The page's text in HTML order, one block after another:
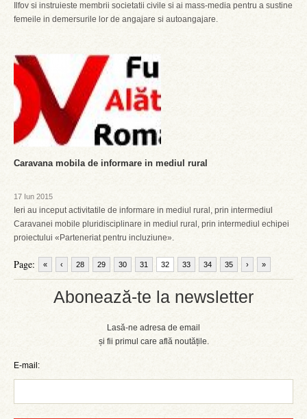
Abonează-te la newsletter
Lasă-ne adresa de email
și fii primul care află noutățile.
E-mail:
Ilfov si instruieste membrii societatii civile si ai mass-media pentru a sustine
femeile in demersurile lor de angajare si autoangajare.
Caravana mobila de informare in mediul rural
17 Iun 2015
Ieri au inceput activitatile de informare in mediul rural, prin intermediul
Caravanei mobile pluridisciplinare in mediul rural, prin intermediul echipei
proiectului «Parteneriat pentru incluziune».
Page: « ‹ 28 29 30 31 32 33 34 35 › »